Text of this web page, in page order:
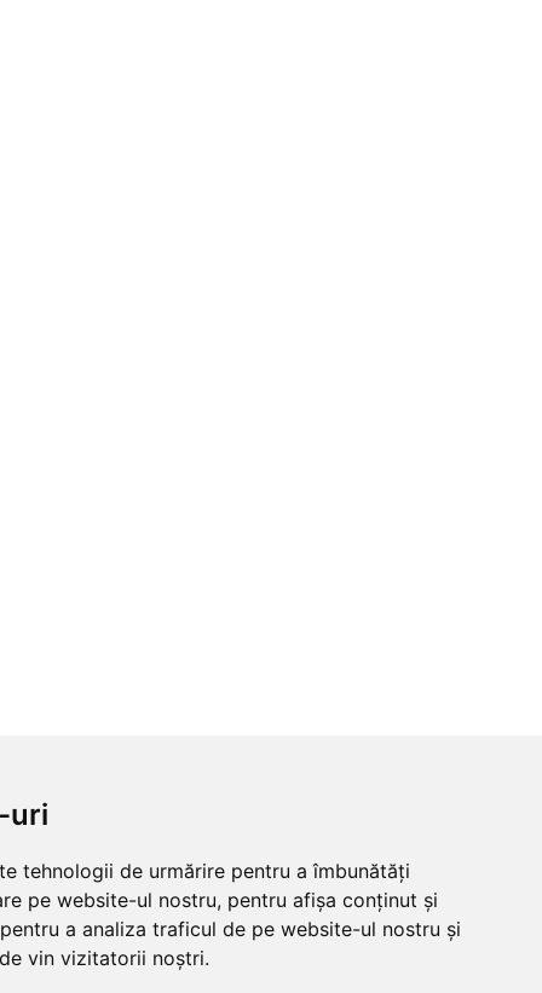
uri
tehnologii de urmărire pentru a îmbunătăți
pe website-ul nostru, pentru afișa conținut și
a analiza traficul de pe website-ul nostru și
vin vizitatorii noștri.